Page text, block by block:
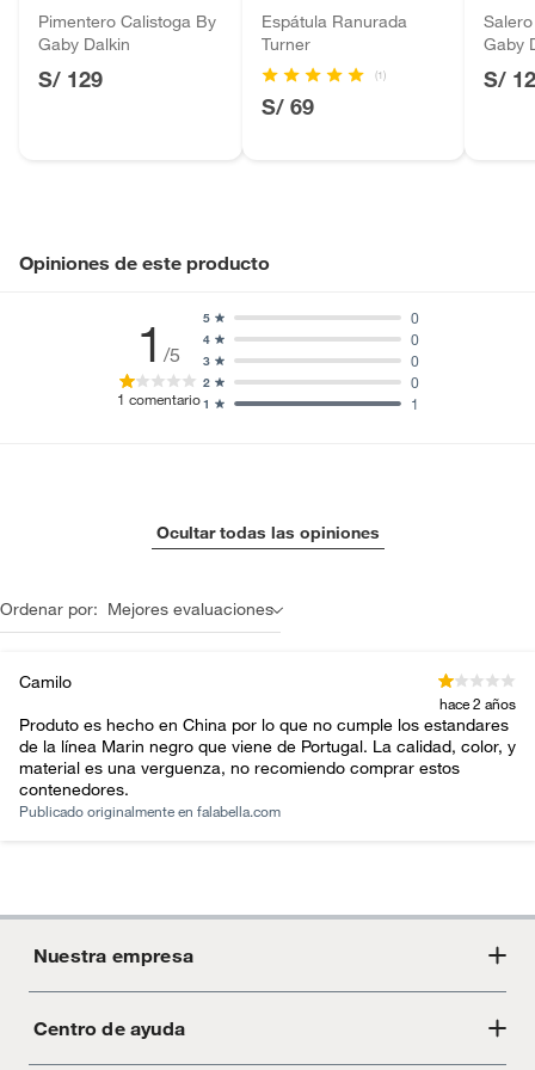
Motocicletas y bicicletas motorizadas.
Licores y cigarros electrónicos.
Pimentero Calistoga By
Gaby Dalkin
S/ 129
Espátula Ranurada
Turner
(1)
S/ 69
Gaby
S/
Opiniones de este producto
1 /5
1 comentario1 1
2 0
3 0
4 0
5 0
Ocultar todas las opiniones
Ordenar por: Mejores evaluaciones
Camilo
hace 2 años
Produto es hecho en China por lo que no cumple los estandares
de la línea Marin negro que viene de Portugal. La calidad, color, y
material es una verguenza, no recomiendo comprar estos
contenedores.
Publicado originalmente en falabella.com
Nuestra empresa
Acerca de Crate
Centro de ayuda